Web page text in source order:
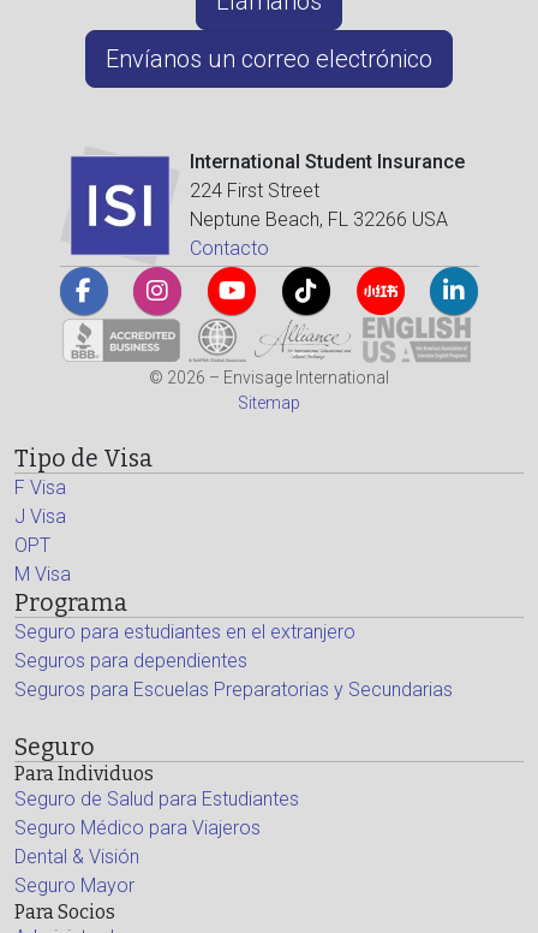
Envíanos un correo electrónico
International Student Insurance
224 First Street
Neptune Beach, FL 32266 USA
Contacto
© 2026 – Envisage International
Sitemap
Tipo de Visa
F Visa
J Visa
OPT
M Visa
Programa
Seguro para estudiantes en el extranjero
Seguros para dependientes
Seguros para Escuelas Preparatorias y Secundarias
Seguro
Para Individuos
Seguro de Salud para Estudiantes
Seguro Médico para Viajeros
Dental & Visión
Seguro Mayor
Para Socios